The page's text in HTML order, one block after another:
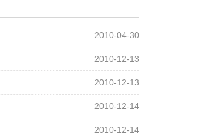
2010-04-30
2010-12-13
2010-12-13
2010-12-14
2010-12-14